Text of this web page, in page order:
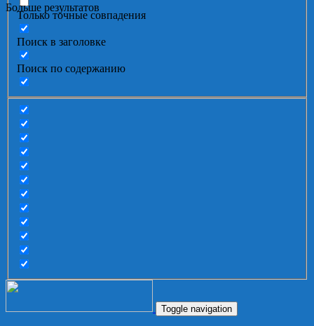
Больше результатов
Только точные совпадения
Поиск в заголовке
Поиск по содержанию
Toggle navigation